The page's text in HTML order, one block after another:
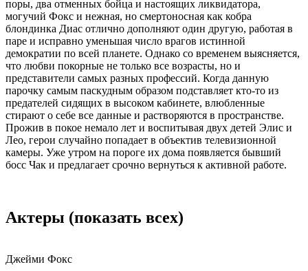
поры, два отменных бойца и настоящих ликвидатора,
могучий Фокс и нежная, но смертоносная как кобра
блондинка Диас отлично дополняют один другую, работая в
паре и исправно уменьшая число врагов истинной
демократии по всей планете. Однако со временем выясняется,
что любви покорные не только все возрасты, но и
представители самых разных профессий. Когда данную
парочку самым паскудным образом подставляет кто-то из
предателей сидящих в высоком кабинете, влюбленные
стирают о себе все данные и растворяются в пространстве.
Прожив в покое немало лет и воспитывая двух детей Элис и
Лео, герои случайно попадает в объектив телевизионной
камеры. Уже утром на пороге их дома появляется бывший
босс Чак и предлагает срочно вернуться к активной работе.
Актеры (показать всех)
Джейми Фокс